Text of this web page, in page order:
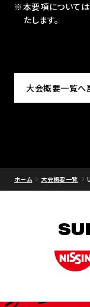
※本要項については
たします。
大会概要一覧へ
ホーム 大会概要一覧